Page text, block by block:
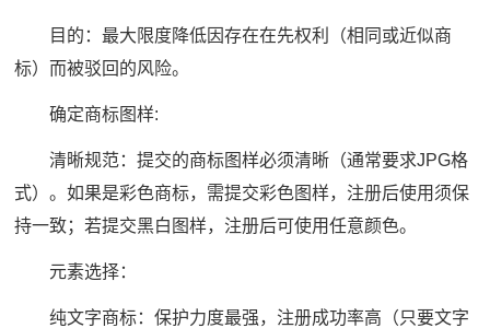
目的：最大限度降低因存在在先权利（相同或近似商
标）而被驳回的风险。
确定商标图样:
清晰规范：提交的商标图样必须清晰（通常要求JPG格
式）。如果是彩色商标，需提交彩色图样，注册后使用须保
持一致；若提交黑白图样，注册后可使用任意颜色。
元素选择：
纯文字商标：保护力度最强，注册成功率高（只要文字